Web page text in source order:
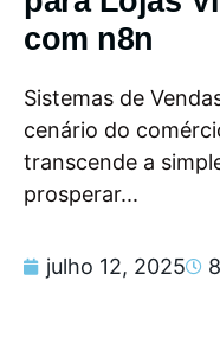
com n8n
Sistemas de
cenário do
transcende a
prosperar...
julho 12, 2025